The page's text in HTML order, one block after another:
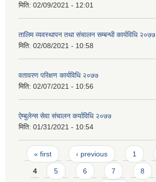
मिति: 02/09/2021 - 12:01
तालिम व्यवस्थापन तथा संचालन सम्बन्धी कार्यविधि २०७७
मिति: 02/08/2021 - 10:58
वतावरण परिक्षण कार्यविधि २०७७
मिति: 02/07/2021 - 10:56
ऐम्बुलेन्स सेवा संचालन कर्याविधि २०७७
मिति: 01/31/2021 - 10:54
Pages
« first ‹ previous 1
4 5 6 7 8